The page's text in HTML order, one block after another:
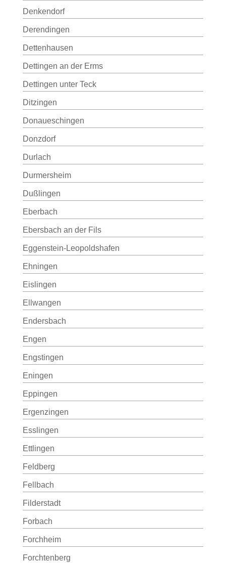
Denkendorf
Derendingen
Dettenhausen
Dettingen an der Erms
Dettingen unter Teck
Ditzingen
Donaueschingen
Donzdorf
Durlach
Durmersheim
Dußlingen
Eberbach
Ebersbach an der Fils
Eggenstein-Leopoldshafen
Ehningen
Eislingen
Ellwangen
Endersbach
Engen
Engstingen
Eningen
Eppingen
Ergenzingen
Esslingen
Ettlingen
Feldberg
Fellbach
Filderstadt
Forbach
Forchheim
Forchtenberg